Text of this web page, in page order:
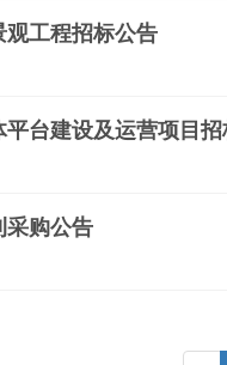
工程招标公告
台建设及运营项⽬
采购公告